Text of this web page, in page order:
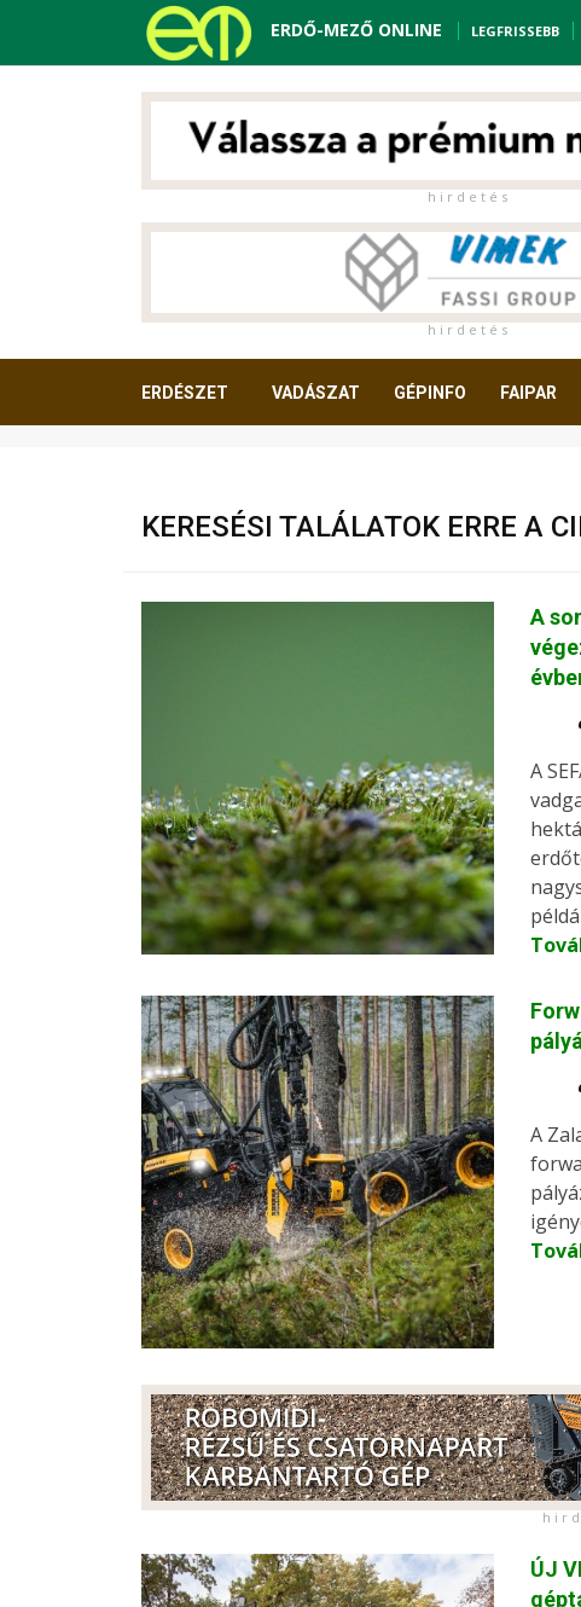
ERDŐ-MEZŐ ONLINE LEGFRISSEBB
h i r d e t é s
h i r d e t é s
ERDÉSZET VADÁSZAT GÉPINFO FAIPAR
KERESÉSI TALÁLATOK ERRE A
A
A
A
h i r
ÚJ